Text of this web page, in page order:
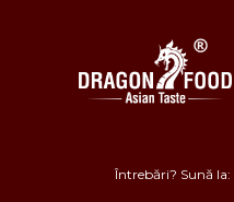
Întrebări? Sună la: